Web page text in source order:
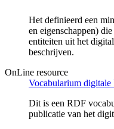
Het definieerd een
en eigenschappen)
entiteiten uit het
beschrijven.
OnLine resource
Vocabularium digitale
Dit is een RDF
publicatie van het